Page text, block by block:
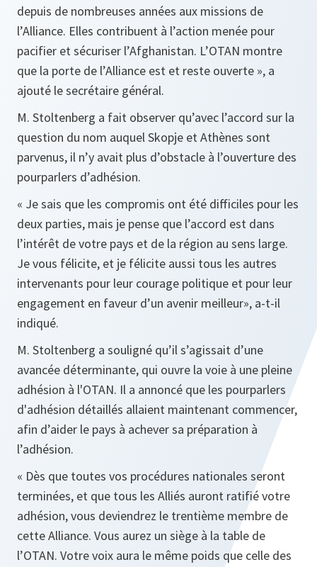
depuis de nombreuses années aux missions de
l’Alliance. Elles contribuent à l’action menée pour
pacifier et sécuriser l’Afghanistan. L’OTAN montre
que la porte de l’Alliance est et reste ouverte », a
ajouté le secrétaire général.
M. Stoltenberg a fait observer qu’avec l’accord sur la
question du nom auquel Skopje et Athènes sont
parvenus, il n’y avait plus d’obstacle à l’ouverture des
pourparlers d’adhésion.
« Je sais que les compromis ont été difficiles pour les
deux parties, mais je pense que l’accord est dans
l’intérêt de votre pays et de la région au sens large.
Je vous félicite, et je félicite aussi tous les autres
intervenants pour leur courage politique et pour leur
engagement en faveur d’un avenir meilleur», a-t-il
indiqué.
M. Stoltenberg a souligné qu’il s’agissait d’une
avancée déterminante, qui ouvre la voie à une pleine
adhésion à l'OTAN. Il a annoncé que les pourparlers
d'adhésion détaillés allaient maintenant commencer,
afin d’aider le pays à achever sa préparation à
l’adhésion.
« Dès que toutes vos procédures nationales seront
terminées, et que tous les Alliés auront ratifié votre
adhésion, vous deviendrez le trentième membre de
cette Alliance. Vous aurez un siège à la table de
l’OTAN. Votre voix aura le même poids que celle des